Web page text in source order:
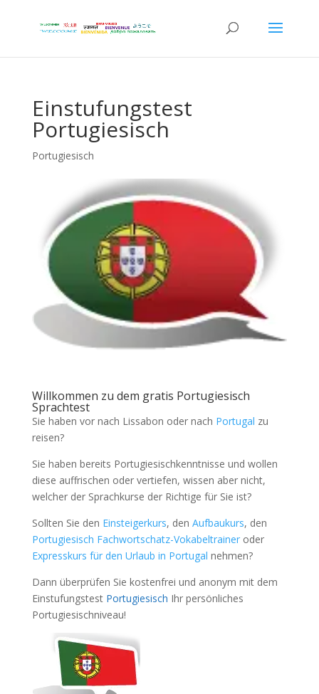
Einstufungstest
Portugiesisch
Portugiesisch
Willkommen zu dem gratis Portugiesisch
Sprachtest
Sie haben vor nach Lissabon oder nach Portugal zu
reisen?
Sie haben bereits Portugiesischkenntnisse und wollen
diese auffrischen oder vertiefen, wissen aber nicht,
welcher der Sprachkurse der Richtige für Sie ist?
Sollten Sie den Einsteigerkurs, den Aufbaukurs, den
Portugiesisch Fachwortschatz-Vokabeltraineroder
Expresskurs für den Urlaub in Portugal nehmen?
Dann überprüfen Sie kostenfrei und anonym mit dem
Einstufungstest Portugiesisch Ihr persönliches
Portugiesischniveau!